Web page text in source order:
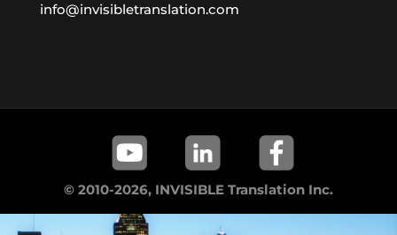
info@invisibletranslation.com
© 2010-2026, INVISIBLE Translation Inc.